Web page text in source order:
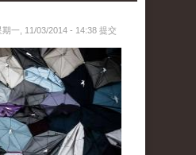
期一, 11/03/2014 - 14:38 提交